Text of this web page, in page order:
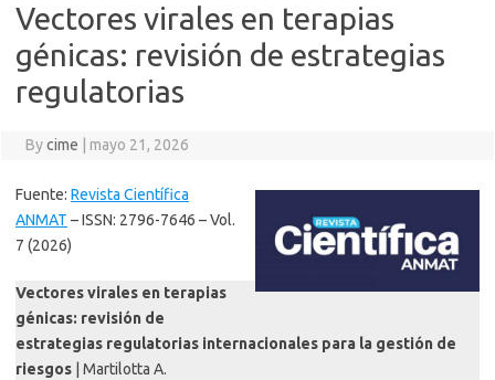
Vectores virales en terapias
génicas: revisión de estrategias
regulatorias
Bycime mayo 21, 2026
Fuente: Revista Científica
ANMAT – ISSN: 2796-7646 – Vol.
7 (2026)
Vectores virales en terapias
génicas: revisión de
estrategias regulatorias internacionales para la gestión de
riesgos | Martilotta A.